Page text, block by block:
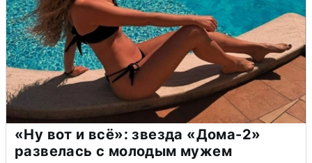
«Ну вот и всё»: звезда «Дома-2»
развелась с молодым мужем